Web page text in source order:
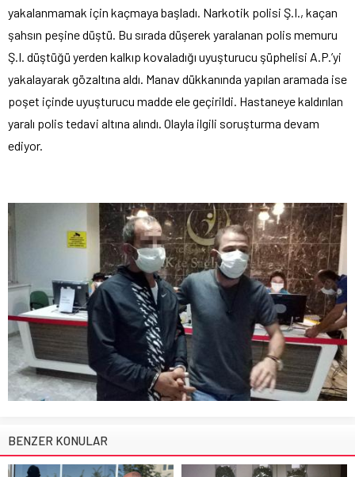
yakalanmamak için kaçmaya başladı. Narkotik polisi Ş.I., kaçan
şahsın peşine düştü. Bu sırada düşerek yaralanan polis memuru
Ş.I. düştüğü yerden kalkıp kovaladığı uyuşturucu şüphelisi A.P.’yi
yakalayarak gözaltına aldı. Manav dükkanında yapılan aramada ise
poşet içinde uyuşturucu madde ele geçirildi. Hastaneye kaldırılan
yaralı polis tedavi altına alındı. Olayla ilgili soruşturma devam
ediyor.
BENZER KONULAR